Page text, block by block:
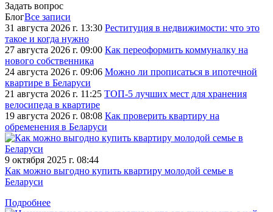
Задать вопрос
БлогВсе записи
31 августа 2026 г. 13:30 Реституция в недвижимости: что это
такое и когда нужно
27 августа 2026 г. 09:00 Как переоформить коммуналку на
нового собственника
24 августа 2026 г. 09:06 Можно ли прописаться в ипотечной
квартире в Беларуси
21 августа 2026 г. 11:25 ТОП-5 лучших мест для хранения
велосипеда в квартире
19 августа 2026 г. 08:08 Как проверить квартиру на
обременения в Беларуси
9 октября 2025 г. 08:44
Как можно выгодно купить квартиру молодой семье в
Беларуси
Подробнее